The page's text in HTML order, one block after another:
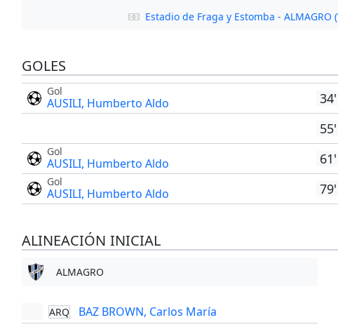
Estadio de Fraga y Estomba - ALMAGRO
GOLES
Gol
AUSILI, Humberto Aldo
34'
55'
Gol
AUSILI, Humberto Aldo 61'
Gol
AUSILI, Humberto Aldo 79'
ALINEACIÓN INICIAL
ALMAGRO
ARQ BAZ BROWN, Carlos María